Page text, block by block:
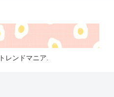
レンドマニア.